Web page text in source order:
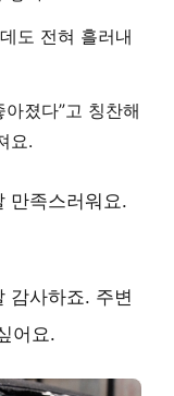
도 전혀 흘러내
졌다”고 칭찬해
요.
만족스러워요.
감사하죠. 주변
어요.